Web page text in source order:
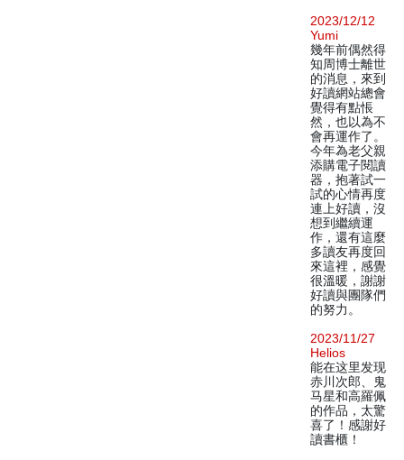
2023/12/12
Yumi
幾年前偶然得
知周博士離世
的消息，來到
好讀網站總會
覺得有點悵
然，也以為不
會再運作了。
今年為老父親
添購電子閱讀
器，抱著試一
試的心情再度
連上好讀，沒
想到繼續運
作，還有這麼
多讀友再度回
來這裡，感覺
很溫暖，謝謝
好讀與團隊們
的努力。
2023/11/27
Helios
能在这里发现
赤川次郎、鬼
马星和高羅佩
的作品，太驚
喜了！感謝好
讀書櫃！